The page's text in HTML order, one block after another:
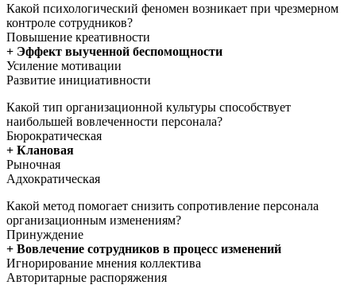
Какой психологический феномен возникает при чрезмерном
контроле сотрудников?
Повышение креативности
+ Эффект выученной беспомощности
Усиление мотивации
Развитие инициативности
Какой тип организационной культуры способствует
наибольшей вовлеченности персонала?
Бюрократическая
+ Клановая
Рыночная
Адхократическая
Какой метод помогает снизить сопротивление персонала
организационным изменениям?
Принуждение
+ Вовлечение сотрудников в процесс изменений
Игнорирование мнения коллектива
Авторитарные распоряжения